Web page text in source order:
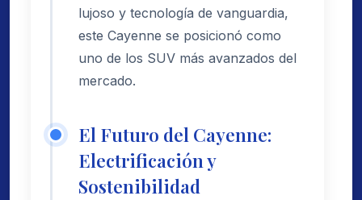
lujoso y tecnología de vanguardia,
este Cayenne se posicionó como
uno de los SUV más avanzados del
mercado.
El Futuro del Cayenne:
Electrificación y
Sostenibilidad